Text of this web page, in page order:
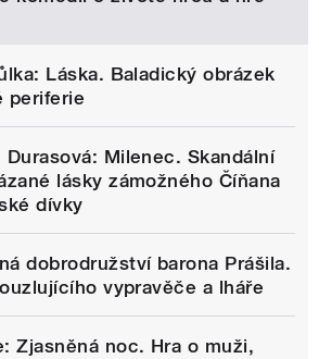
Láska. Baladický obrázek
periferie
Durasová: Milenec. Skandální
lásky zámožného Číňana
dívky
dobrodružství barona Prášila.
vypravěče a lháře
Zjasněná noc. Hra o muži,